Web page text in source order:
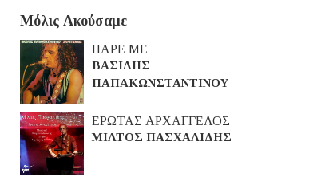
Μόλις Ακούσαμε
ΠΑΡΕ ΜΕ
ΒΑΣΙΛΗΣ
ΠΑΠΑΚΩΝΣΤΑΝΤΙΝΟΥ
ΕΡΩΤΑΣ ΑΡΧΑΓΓΕΛΟΣ
ΜΙΛΤΟΣ ΠΑΣΧΑΛΙΔΗΣ